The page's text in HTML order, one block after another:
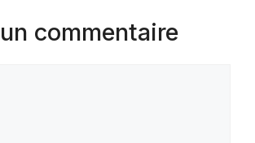
commentaire